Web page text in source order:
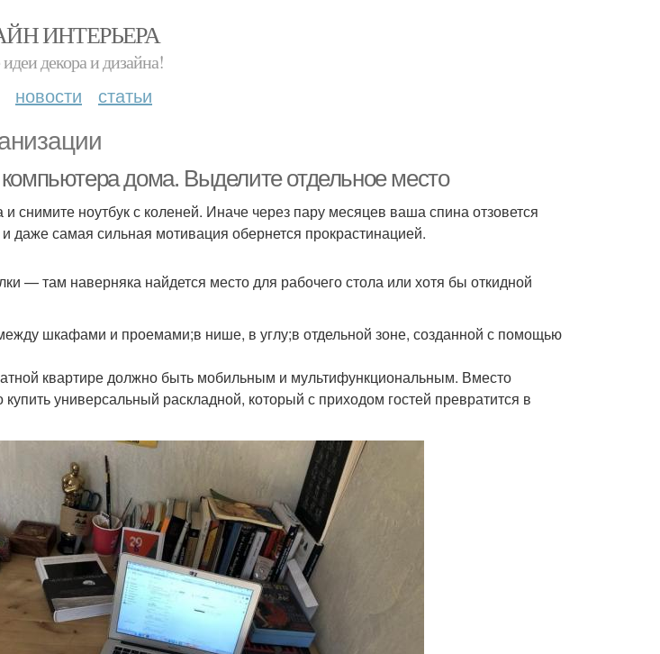
ИНТЕРЬЕРА
декора и дизайна!
новости статьи
дома. Выделите отдельное место
снимите ноутбук с коленей. Иначе через пару месяцев ваша спина отзовется
даже самая сильная мотивация обернется прокрастинацией.
— там наверняка найдется место для рабочего стола или хотя бы откидной
шкафами и проемами;в нише, в углу;в отдельной зоне, созданной с помощью
квартире должно быть мобильным и мультифункциональным. Вместо
универсальный раскладной, который с приходом гостей превратится в